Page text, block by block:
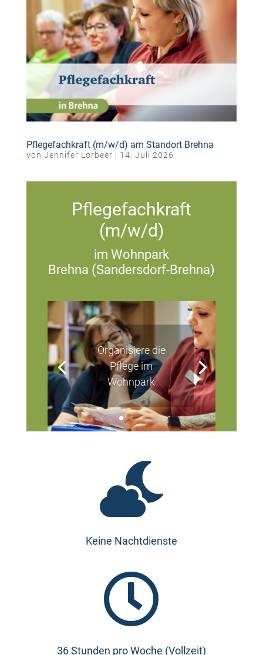
Pflegefachkraft (m/w/d) am Standort Brehna
von Jennifer Lorbeer | 14. Juli 2026
Pflegefachkraft
(m/w/d)
im Wohnpark
Brehna (Sandersdorf-Brehna)
Organisiere die
Pflege im
Wohnpark

Keine Nachtdienste

36 Stunden pro Woche (Vollzeit)